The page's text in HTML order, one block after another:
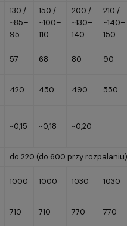
130 /
~85–
95
150 /
~100–
110
200 /
~130–
140
210 /
~140–
150
57 68 80 90
420 450 490 550
~0,15 ~0,18 ~0,20
do 220 (do 600 przy rozpalaniu)
1000 1000 1030 1030
710 710 770 770